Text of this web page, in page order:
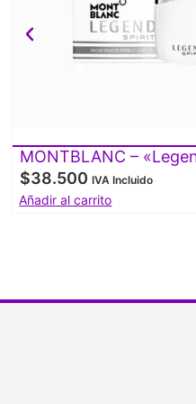
MONTBLANC –
$38.500 IVA Incluido
Añadir al carrito